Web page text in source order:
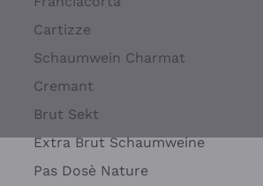
Cartizze
Schaumwein Charmat
Cremant
Brut Sekt
Extra Brut Schaumweine
Pas Dosè Nature